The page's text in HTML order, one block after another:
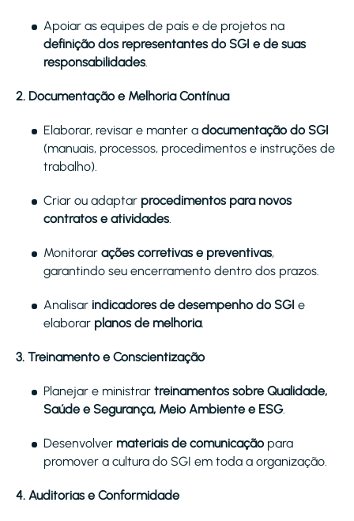
Apoiar as equipes de país e de projetos na
definição dos representantes do SGI e de suas
responsabilidades.
2. Documentação e Melhoria Contínua
Elaborar, revisar e manter a documentação do SGI
(manuais, processos, procedimentos e instruções de
trabalho).
Criar ou adaptar procedimentos para novos
contratos e atividades.
Monitorar ações corretivas e preventivas,
garantindo seu encerramento dentro dos prazos.
Analisar indicadores de desempenho do SGI e
elaborar planos de melhoria.
3. Treinamento e Conscientização
Planejar e ministrar treinamentos sobre Qualidade,
Saúde e Segurança, Meio Ambiente e ESG.
Desenvolver materiais de comunicaçãopara
promover a cultura do SGI em toda a organização.
4. Auditorias e Conformidade